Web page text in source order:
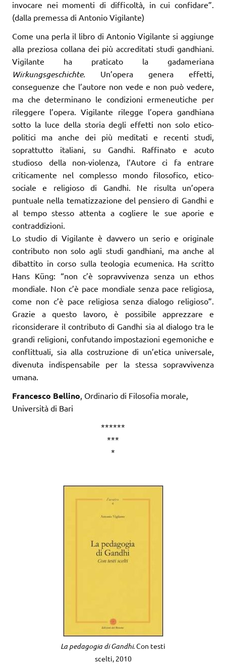
invocare nei momenti di difficoltà, in cui confidare”.
(dalla premessa di Antonio Vigilante)
Come una perla il libro di Antonio Vigilante si aggiunge
alla preziosa collana dei più accreditati studi gandhiani.
Vigilante ha praticato la gadameriana
Wirkungsgeschichte. Un’opera genera effetti,
conseguenze che l’autore non vede e non può vedere,
ma che determinano le condizioni ermeneutiche per
rileggere l’opera. Vigilante rilegge l’opera gandhiana
sotto la luce della storia degli effetti non solo etico-
politici ma anche dei più meditati e recenti studi,
soprattutto italiani, su Gandhi. Raffinato e acuto
studioso della non-violenza, l’Autore ci fa entrare
criticamente nel complesso mondo filosofico, etico-
sociale e religioso di Gandhi. Ne risulta un’opera
puntuale nella tematizzazione del pensiero di Gandhi e
al tempo stesso attenta a cogliere le sue aporie e
contraddizioni.
Lo studio di Vigilante è davvero un serio e originale
contributo non solo agli studi gandhiani, ma anche al
dibattito in corso sulla teologia ecumenica. Ha scritto
Hans Küng: “non c’è sopravvivenza senza un ethos
mondiale. Non c’è pace mondiale senza pace religiosa,
come non c’è pace religiosa senza dialogo religioso”.
Grazie a questo lavoro, è possibile apprezzare e
riconsiderare il contributo di Gandhi sia al dialogo tra le
grandi religioni, confutando impostazioni egemoniche e
conflittuali, sia alla costruzione di un’etica universale,
divenuta indispensabile per la stessa sopravvivenza
umana.
Francesco Bellino , Ordinario di Filosofia morale,
Università di Bari
******
***
*
La pedagogia di Gandhi. Con testi
scelti, 2010